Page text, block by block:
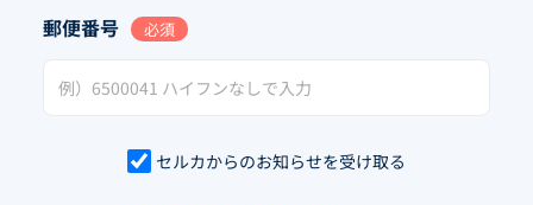
郵便番号 必須
セルカからのお知らせを受け取る